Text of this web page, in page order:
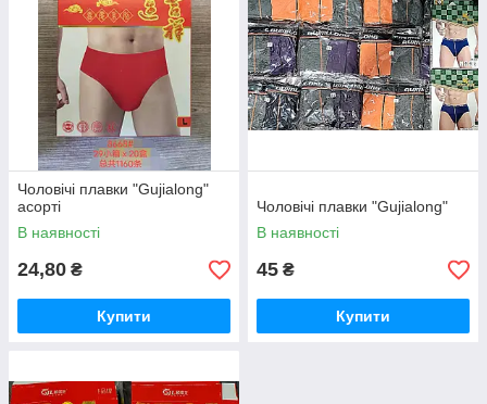
Чоловічі плавки "Gujialong"
асорті
В наявності
24,80 ₴
Купити
Чоловічі плавки "Gujialong"
В наявності
45 ₴
Купити